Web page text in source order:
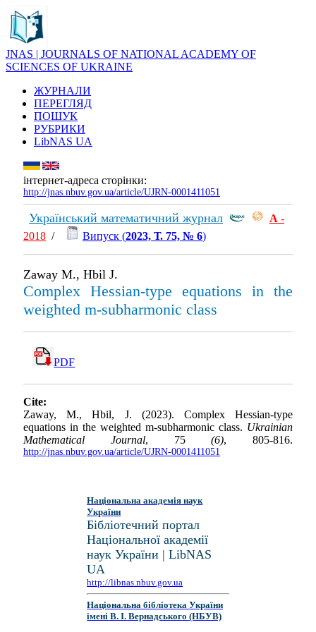
JNAS | JOURNALS OF NATIONAL ACADEMY OF
SCIENCES OF UKRAINE
ЖУРНАЛИ
ПЕРЕГЛЯД
ПОШУК
РУБРИКИ
LibNAS UA
інтернет-адреса сторінки:
http://jnas.nbuv.gov.ua/article/UJRN-0001411051
Український математичний журнал А -
2018 / Випуск (2023, Т. 75, № 6)
Zaway M., Hbil J.
Complex Hessian-type equations in the
weighted m-subharmonic class
PDF
Cite:
Zaway, M., Hbil, J. (2023). Complex Hessian-type
equations in the weighted m-subharmonic class. Ukrainian
Mathematical Journal, 75(6), 805-816.
http://jnas.nbuv.gov.ua/article/UJRN-0001411051
Національна академія наук
України
Бібліотечний портал
Національної академії
наук України | LibNAS
UA
http://libnas.nbuv.gov.ua
Національна бібліотека України
імені В. І. Вернадського (НБУВ)